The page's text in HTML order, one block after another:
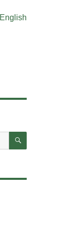
English